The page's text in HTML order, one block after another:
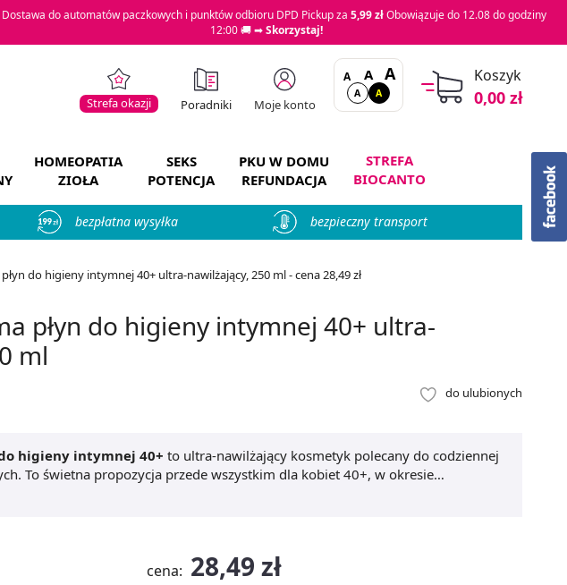
do automatów paczkowych i punktów odbioru DPD Pickup za 5,99 złObowiązuje do 12.08 do godziny
12:00 🚚 ➡Skorzystaj!
Strefa okazji Poradniki Moje konto
A A A
A A
Koszyk
0,00 zł
HOMEOPATIA
ZIOŁA
SEKS
POTENCJA
PKU W DOMU
REFUNDACJA
STREFA
BIOCANTO
bezpłatna wysyłka bezpieczny transport
do higieny intymnej 40+ ultra-nawilżający, 250 ml - cena 28,49 zł
płyn do higieny intymnej 40+ ultra-
ml
do ulubionych
higieny intymnej 40+ to ultra-nawilżający kosmetyk polecany do codziennej
To świetna propozycja przede wszystkim dla kobiet 40+, w okresie
Lactacyd Pharma płyn do higieny intymnej 40+ delikatnie oczyszcza strefy
cena: 28,49 zł